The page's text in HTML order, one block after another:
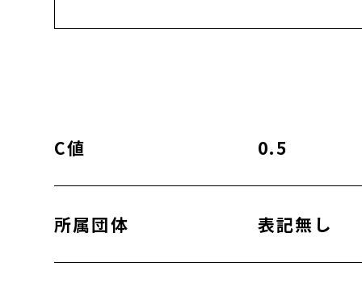
C値 0.5
所属団体 表記無し